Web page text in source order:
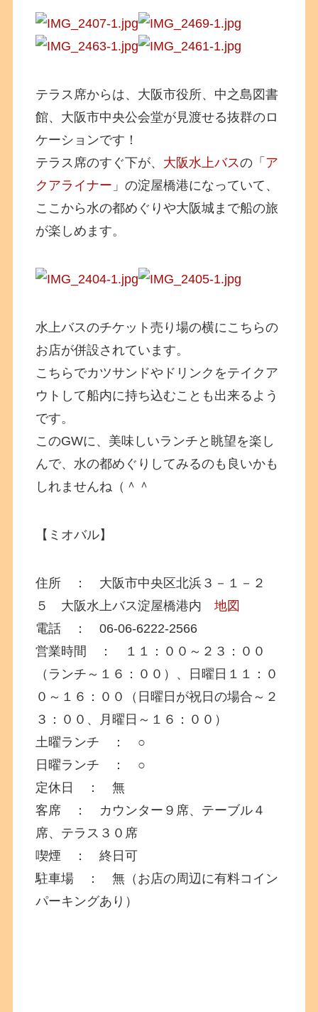
テラス席からは、大阪市役所、中之島図書
館、大阪市中央公会堂が見渡せる抜群のロ
ケーションです！
テラス席のすぐ下が、 大阪水上バスの「 ア
クアライナー 」の淀屋橋港になっていて、
ここから水の都めぐりや大阪城まで船の旅
が楽しめます。
水上バスのチケット売り場の横にこちらの
お店が併設されています。
こちらでカツサンドやドリンクをテイクア
ウトして船内に持ち込むことも出来るよう
です。
このGWに、美味しいランチと眺望を楽し
んで、水の都めぐりしてみるのも良いかも
しれませんね（＾＾
【ミオバル】
住所 ： 大阪市中央区北浜３－１－２
５ 大阪水上バス淀屋橋港内地図
電話 ： 06-06-6222-2566
営業時間 ： １１：００～２３：００
（ランチ～１６：００）、日曜日１１：０
０～１６：００（日曜日が祝日の場合～２
３：００、月曜日～１６：００）
土曜ランチ ： ○
日曜ランチ ： ○
定休日 ： 無
客席 ： カウンター９席、テーブル４
席、テラス３０席
喫煙 ： 終日可
駐車場 ： 無（お店の周辺に有料コイン
パーキングあり）